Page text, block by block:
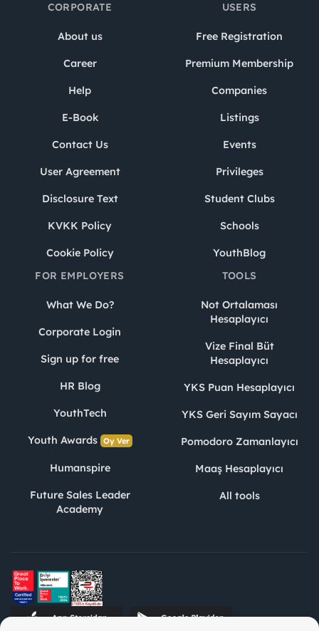
CORPORATE
About us
Career
Help
E-Book
Contact Us
User Agreement
Disclosure Text
KVKK Policy
Cookie Policy
USERS
Free Registration
Premium Membership
Companies
Listings
Events
Privileges
Student Clubs
Schools
YouthBlog
FOR EMPLOYERS
What We Do?
Corporate Login
Sign up for free
HR Blog
YouthTech
Youth Awards Oy Ver
Humanspire
Future Sales Leader
Academy
TOOLS
Not Ortalaması
Hesaplayıcı
Vize Final Büt
Hesaplayıcı
YKS Puan Hesaplayıcı
YKS Geri Sayım Sayacı
Pomodoro Zamanlayıcı
Maaş Hesaplayıcı
All tools